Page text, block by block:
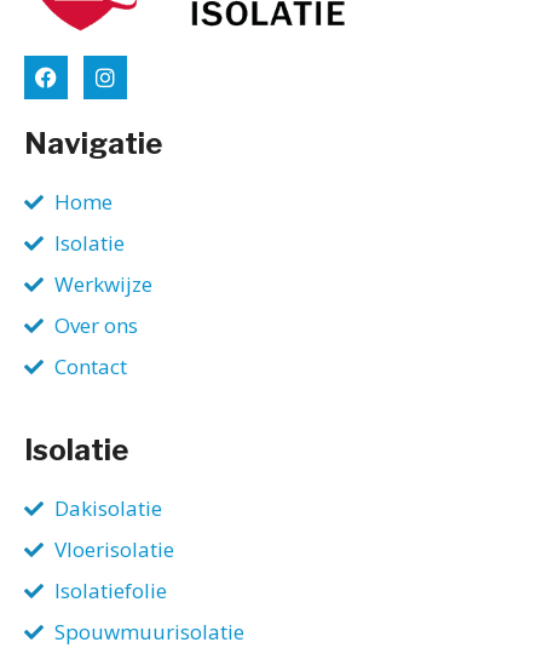
Navigatie
Home
Isolatie
Werkwijze
Over ons
Contact
Isolatie
Dakisolatie
Vloerisolatie
Isolatiefolie
Spouwmuurisolatie